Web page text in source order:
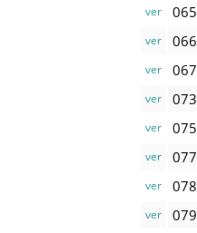
ver 065
ver 066
ver 067
ver 073
ver 075
ver 077
ver 078
ver 079